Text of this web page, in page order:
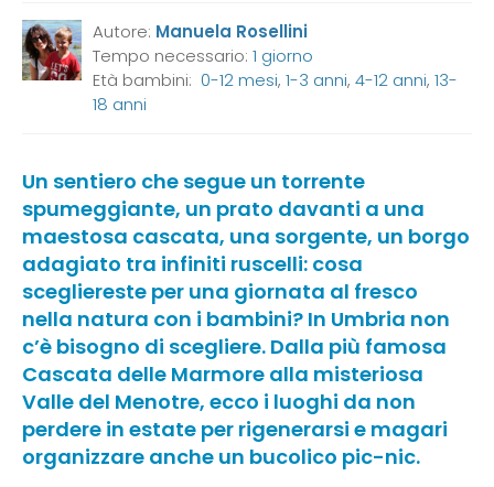
Autore: Manuela Rosellini
Tempo necessario:1 giorno
Età bambini:0-12 mesi,1-3 anni,4-12 anni,13-
18 anni
Un sentiero che segue un torrente
spumeggiante, un prato davanti a una
maestosa cascata, una sorgente, un borgo
adagiato tra infiniti ruscelli: cosa
scegliereste per una giornata al fresco
nella natura con i bambini? In Umbria non
c’è bisogno di scegliere. Dalla più famosa
Cascata delle Marmore alla misteriosa
Valle del Menotre, ecco i luoghi da non
perdere in estate per rigenerarsi e magari
organizzare anche un bucolico pic-nic.